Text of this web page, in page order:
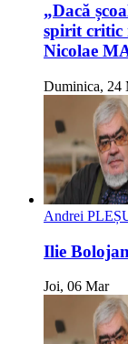
„Dacă
spirit critic
Nicolae
Duminica, 24
Andrei
Ilie Bolojan
Joi, 06 Mar